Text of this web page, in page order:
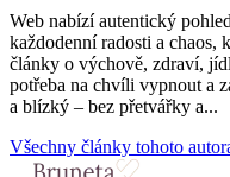
Web nabízí autentický
každodenní radosti a chaos,
články o výchově, zdraví,
potřeba na chvíli vypnout a
a blízký – bez přetvářky a...
Všechny články tohoto